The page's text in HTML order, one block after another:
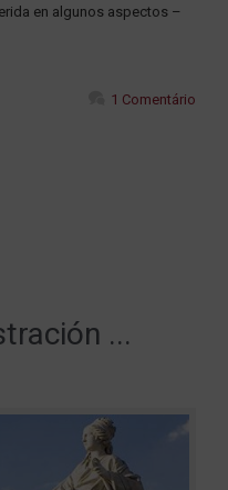
en algunos aspectos –
1 Comentário
...